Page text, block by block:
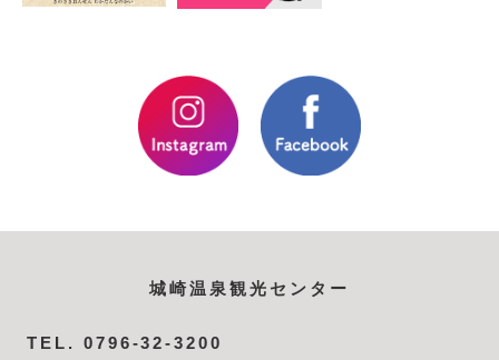
城崎温泉観光センター
TEL. 0796-32-3200